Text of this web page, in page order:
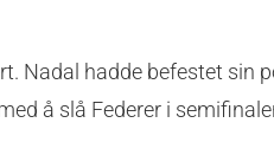
Nadal hadde befestet sin
å slå Federer i